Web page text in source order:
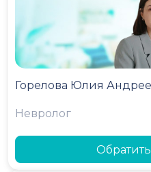
Горелова Юлия
Невролог